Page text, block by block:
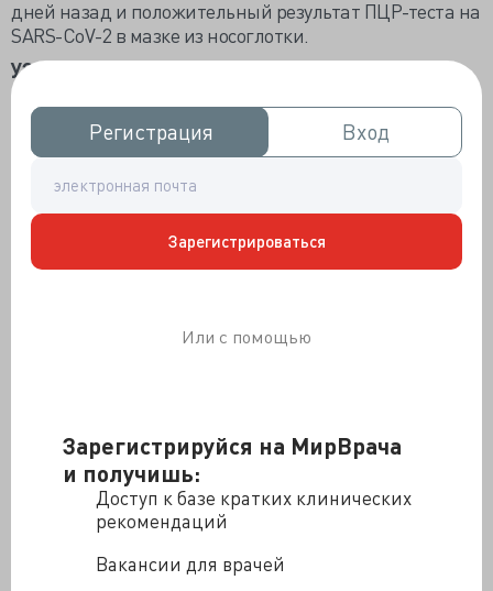
Зарегистрируйся на МирВрача
и получишь:
Доступ к базе кратких клинических
рекомендаций
Вакансии для врачей
Регистрация
Регистрация Вход
Вход
Зарегистрироваться
Или с помощью
дней назад и положительный результат ПЦР-теста на
SARS-CoV-2 в мазке из носоглотки.
УЗИ
беременности показало отсутствие шевелений плода,
наличие сердцебиения плода и нормальное
количество околоплодных вод. Кардиотокография
(рис. 3).
Рис. 3. КТГ пациентки 3 при поступлении в
стационар.